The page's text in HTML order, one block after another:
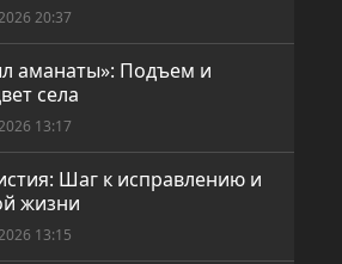
20:37
аманаты»: Подъем и
села
13:17
Шаг к исправлению и
жизни
13:15